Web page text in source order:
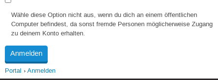
Wähle diese Option nicht aus, wenn du dich an einem öffentlichen
Computer befindest, da sonst fremde Personen möglicherweise Zugang
zu deinem Konto erhalten.
Portal Anmelden